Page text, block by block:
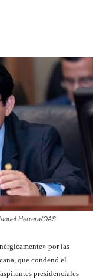
Herrera/OAS
por las
que condenó el
presidenciales